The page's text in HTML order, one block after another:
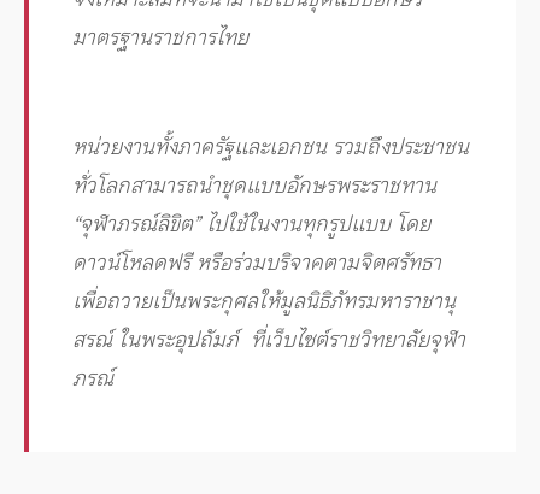
มาตรฐานราชการไทย
หน่วยงานทั้งภาครัฐและเอกชน รวมถึงประชาชน
ทั่วโลกสามารถนำชุดแบบอักษรพระราชทาน
“จุฬาภรณ์ลิขิต” ไปใช้ในงานทุกรูปแบบ โดย
ดาวน์โหลดฟรี หรือร่วมบริจาคตามจิตศรัทธา
เพื่อถวายเป็นพระกุศลให้มูลนิธิภัทรมหาราชานุ
สรณ์ ในพระอุปถัมภ์ ที่เว็บไซต์ราชวิทยาลัยจุฬา
ภรณ์